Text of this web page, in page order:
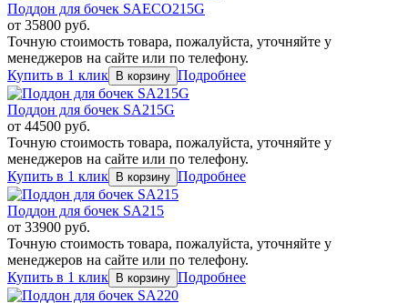
Поддон для бочек SAECO215G
от 35800 руб.
Точную стоимость товара, пожалуйста, уточняйте у
менеджеров на сайте или по телефону.
Купить в 1 клик
Подробнее
Поддон для бочек SA215G
от 44500 руб.
Точную стоимость товара, пожалуйста, уточняйте у
менеджеров на сайте или по телефону.
Купить в 1 клик
Подробнее
Поддон для бочек SA215
от 33900 руб.
Точную стоимость товара, пожалуйста, уточняйте у
менеджеров на сайте или по телефону.
Купить в 1 клик
Подробнее